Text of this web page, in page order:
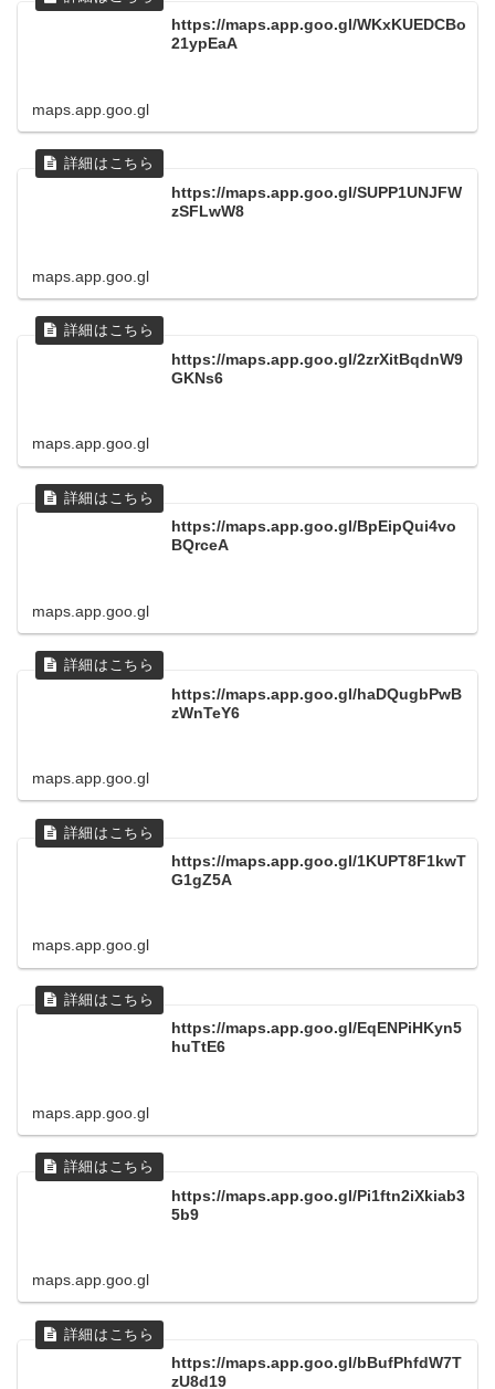
https://maps.app.goo.gl/WKxKUEDCBo
21ypEaA
maps.app.goo.gl
https://maps.app.goo.gl/SUPP1UNJFW
zSFLwW8
maps.app.goo.gl
https://maps.app.goo.gl/2zrXitBqdnW9
GKNs6
maps.app.goo.gl
https://maps.app.goo.gl/BpEipQui4vo
BQrceA
maps.app.goo.gl
https://maps.app.goo.gl/haDQugbPwB
zWnTeY6
maps.app.goo.gl
https://maps.app.goo.gl/1KUPT8F1kwT
G1gZ5A
maps.app.goo.gl
https://maps.app.goo.gl/EqENPiHKyn5
huTtE6
maps.app.goo.gl
https://maps.app.goo.gl/Pi1ftn2iXkiab3
5b9
maps.app.goo.gl
https://maps.app.goo.gl/bBufPhfdW7T
zU8d19